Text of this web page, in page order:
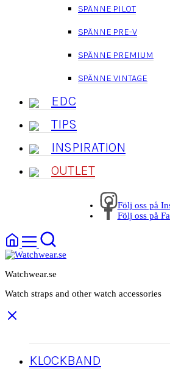
SPÄNNE PILOT
SPÄNNE PRE-V
SPÄNNE PREMIUM
SPÄNNE VINTAGE
EDC
TIPS
INSPIRATION
OUTLET
Följ oss på
Följ oss på
Watchwear.se
Watch straps and other watch accessories
KLOCKBAND